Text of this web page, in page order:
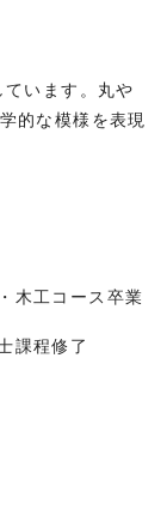
的な模様を表現
木工コース卒業
課程修了